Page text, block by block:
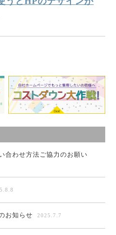
合わせ方法ご協力のお願い
お知らせ 2025.7.7